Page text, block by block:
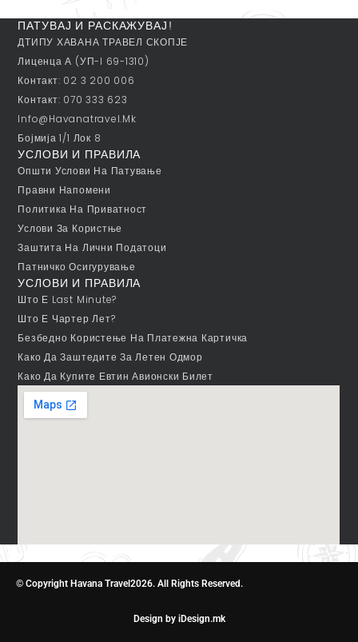
ПАТУВАЈ И РАСКАЖУВАЈ!
ДТИПУ ХАВАНА ТРАВЕЛ СКОПЈЕ
Лиценца А (УП-I 69-1310)
Контакт: 02 3 200 006
Контакт: 070 333 623
Info@havanatravel.mk
Бојмија 1/1 Лок 8
УСЛОВИ И ПРАВИЛА
Општи Услови На Патување
Правни Напомени
Политика На Приватност
Услови За Користње
Заштита На Лични Податоци
Патничко Осигурување
УСЛОВИ И ПРАВИЛА
Што Е Last Minute?
Што Е Чартер Лет?
Безбедно Користење На Платежна Картичка
Како Да Заштедите За Летен Одмор
Како Да Купите Евтин Авионски Билет
© Copyright Havana Travel2026. All Rights Reserved.
Design by iDesign.mk